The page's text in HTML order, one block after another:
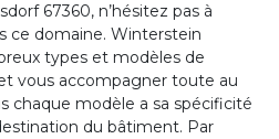
67360, n’hésitez pas à
ce domaine. Winterstein
types et modèles de
vous accompagner toute au
chaque modèle a sa spécificité
du bâtiment. Par